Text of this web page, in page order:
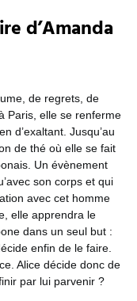
d’Amanda
de regrets, de
Paris, elle se renferme
d’exaltant. Jusqu’au
de thé où elle se fait
Un évènement
son corps et qui
avec cet homme
elle apprendra le
dans un seul but :
enfin de le faire.
Alice décide donc de
par lui parvenir ?